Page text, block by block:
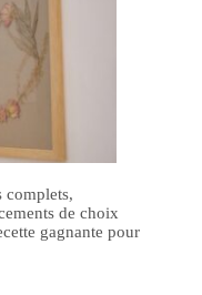
complets,
de choix
gagnante pour